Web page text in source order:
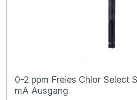
0-2 ppm Freies Chlor Select
mA Ausgang